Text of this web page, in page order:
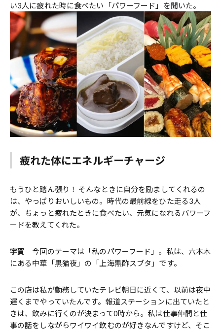
い3人に疲れた時に食べたい「パワーフード」を聞いた。
疲れた体にエネルギーチャージ
もうひと踏ん張り！ そんなときに自分を励ましてくれるの
は、やっぱりおいしいもの。時代の最前線をひた走る3人
が、ちょっと疲れたときに食べたい、元気になれるパワーフ
ードを教えてくれた。
宇賀 今回のテーマは「私のパワーフード」。私は、六本木
にある中華「黒猫夜」の「上海黒酢スブタ」です。
この店は私が勤務していたテレビ朝日に近くて、以前は夜中
遅くまでやっていたんです。報道ステーションに出ていたと
きは、飲みに行くのが決まって0時から。私は仕事仲間と仕
事の話をしながらワイワイ飲むのが好きなんですけど、そこ